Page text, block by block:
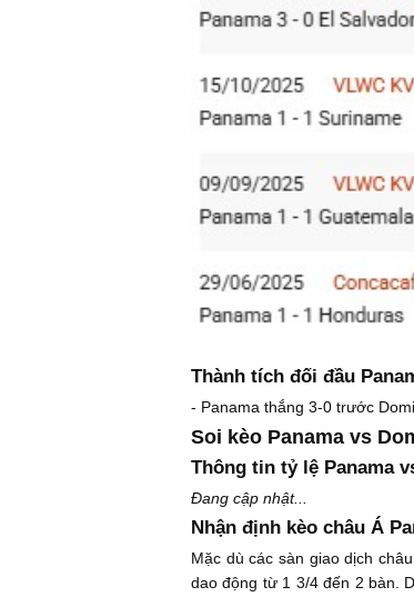
Thành tích đối đầu
- Panama thắng 3-0 trước
Soi kèo Panama vs
Thông tin tỷ lệ Panama
Đang cập nhật...
Nhận định kèo châu Á
Mặc dù các sàn giao dịch
dao động từ 1 3/4 đến 2 bàn.